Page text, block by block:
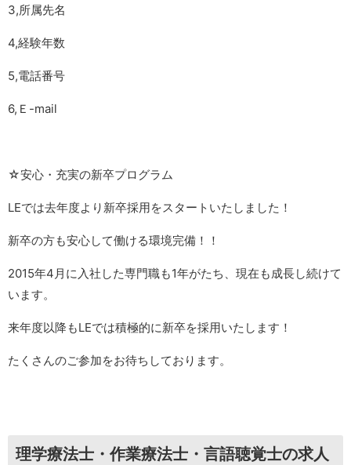
3,所属先名
4,経験年数
5,電話番号
6,Ｅ-mail
☆安心・充実の新卒プログラム
LEでは去年度より新卒採用をスタートいたしました！
新卒の方も安心して働ける環境完備！！
2015年4月に入社した専門職も1年がたち、現在も成長し続けて
います。
来年度以降もLEでは積極的に新卒を採用いたします！
たくさんのご参加をお待ちしております。
理学療法士・作業療法士・言語聴覚士の求人